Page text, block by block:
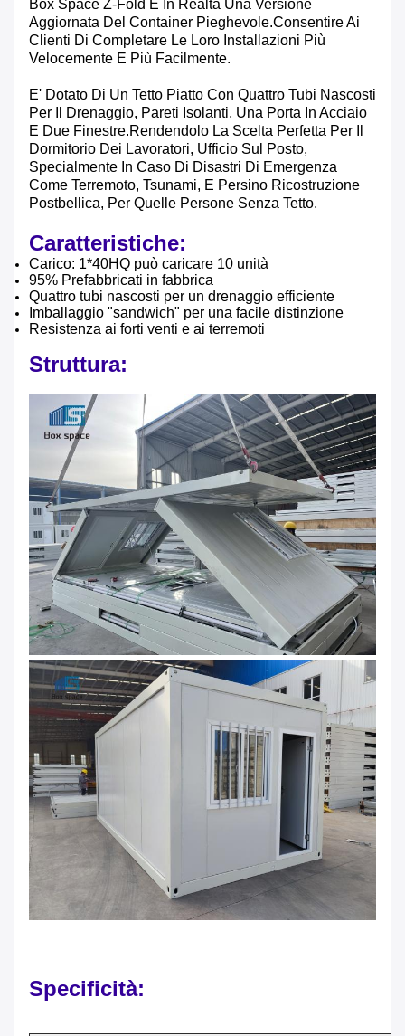
Box Space Z-Fold È In Realtà Una Versione
Aggiornata Del Container Pieghevole.consentire Ai
Clienti Di Completare Le Loro Installazioni Più
Velocemente E Più Facilmente.
E' Dotato Di Un Tetto Piatto Con Quattro Tubi Nascosti
Per Il Drenaggio, Pareti Isolanti, Una Porta In Acciaio
E Due Finestre.rendendolo La Scelta Perfetta Per Il
Dormitorio Dei Lavoratori, Ufficio Sul Posto,
Specialmente In Caso Di Disastri Di Emergenza
Come Terremoto, Tsunami, E Persino Ricostruzione
Postbellica, Per Quelle Persone Senza Tetto.
Caratteristiche:
Carico: 1*40HQ può caricare 10 unità
95% Prefabbricati in fabbrica
Quattro tubi nascosti per un drenaggio efficiente
Imballaggio "sandwich" per una facile distinzione
Resistenza ai forti venti e ai terremoti
Struttura:
Specificità: